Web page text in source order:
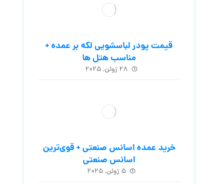
قیمت پودر لباسشویی لکه بر عمده +
مناسب هتل ها
۲۸ ژوئن, ۲۰۲۵
خرید عمده اسانس صنعتی + قوی‌ترین
اسانس‌ صنعتی
۵ ژوئن, ۲۰۲۵